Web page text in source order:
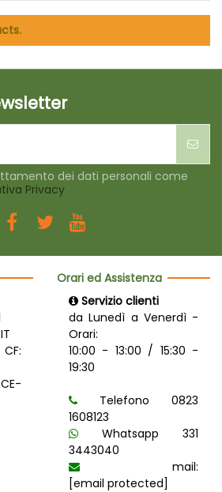
dei dati personali come
Privacy
Orari ed Assistenza
Servizio clienti
da Lunedì a Venerdì -
Orari:
10:00 - 13:00 / 15:30 -
19:30
Telefono 0823
1608123
Whatsapp 331
3443040
mail:
[email protected]